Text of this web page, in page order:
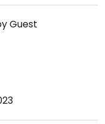
Guest